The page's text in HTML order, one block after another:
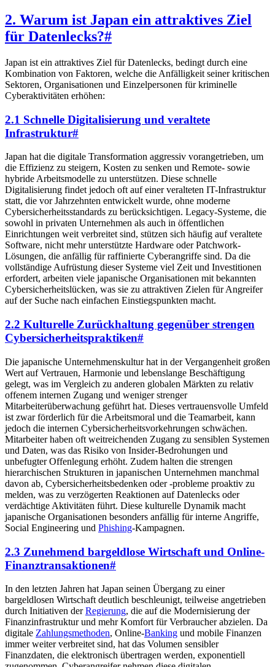
2. Warum ist Japan ein attraktives Ziel
für Datenlecks?#
Japan ist ein attraktives Ziel für Datenlecks, bedingt durch eine
Kombination von Faktoren, welche die Anfälligkeit seiner kritischen
Sektoren, Organisationen und Einzelpersonen für kriminelle
Cyberaktivitäten erhöhen:
2.1 Schnelle Digitalisierung und veraltete
Infrastruktur#
Japan hat die digitale Transformation aggressiv vorangetrieben, um
die Effizienz zu steigern, Kosten zu senken und Remote- sowie
hybride Arbeitsmodelle zu unterstützen. Diese schnelle
Digitalisierung findet jedoch oft auf einer veralteten IT-Infrastruktur
statt, die vor Jahrzehnten entwickelt wurde, ohne moderne
Cybersicherheitsstandards zu berücksichtigen. Legacy-Systeme, die
sowohl in privaten Unternehmen als auch in öffentlichen
Einrichtungen weit verbreitet sind, stützen sich häufig auf veraltete
Software, nicht mehr unterstützte Hardware oder Patchwork-
Lösungen, die anfällig für raffinierte Cyberangriffe sind. Da die
vollständige Aufrüstung dieser Systeme viel Zeit und Investitionen
erfordert, arbeiten viele japanische Organisationen mit bekannten
Cybersicherheitslücken, was sie zu attraktiven Zielen für Angreifer
auf der Suche nach einfachen Einstiegspunkten macht.
2.2 Kulturelle Zurückhaltung gegenüber strengen
Cybersicherheitspraktiken#
Die japanische Unternehmenskultur hat in der Vergangenheit großen
Wert auf Vertrauen, Harmonie und lebenslange Beschäftigung
gelegt, was im Vergleich zu anderen globalen Märkten zu relativ
offenem internen Zugang und weniger strenger
Mitarbeiterüberwachung geführt hat. Dieses vertrauensvolle Umfeld
ist zwar förderlich für die Arbeitsmoral und die Teamarbeit, kann
jedoch die internen Cybersicherheitsvorkehrungen schwächen.
Mitarbeiter haben oft weitreichenden Zugang zu sensiblen Systemen
und Daten, was das Risiko von Insider-Bedrohungen und
unbefugter Offenlegung erhöht. Zudem halten die strengen
hierarchischen Strukturen in japanischen Unternehmen manchmal
davon ab, Cybersicherheitsbedenken oder -probleme proaktiv zu
melden, was zu verzögerten Reaktionen auf Datenlecks oder
verdächtige Aktivitäten führt. Diese kulturelle Dynamik macht
japanische Organisationen besonders anfällig für interne Angriffe,
Social Engineering und Phishing-Kampagnen.
2.3 Zunehmend bargeldlose Wirtschaft und Online-
Finanztransaktionen#
In den letzten Jahren hat Japan seinen Übergang zu einer
bargeldlosen Wirtschaft deutlich beschleunigt, teilweise angetrieben
durch Initiativen derRegierung, die auf die Modernisierung der
Finanzinfrastruktur und mehr Komfort für Verbraucher abzielen. Da
digitale Zahlungsmethoden, Online-Banking und mobile Finanzen
immer weiter verbreitet sind, hat das Volumen sensibler
Finanzdaten, die elektronisch übertragen werden, exponentiell